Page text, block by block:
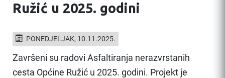
Ružić u 2025. godini
PONEDJELJAK, 10.11.2025.
Završeni su radovi Asfaltiranja nerazvrstanih
cesta Općine Ružić u 2025. godini. Projekt je